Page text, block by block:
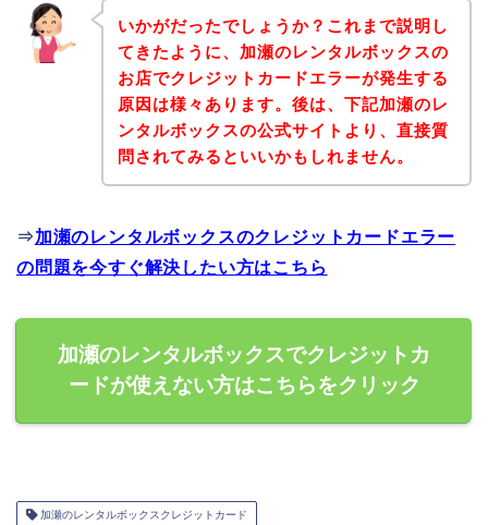
いかがだったでしょうか？これまで説明し
てきたように、加瀬のレンタルボックスの
お店でクレジットカードエラーが発生する
原因は様々あります。後は、下記加瀬のレ
ンタルボックスの公式サイトより、直接質
問されてみるといいかもしれません。
⇒加瀬のレンタルボックスのクレジットカードエラー
の問題を今すぐ解決したい方はこちら
加瀬のレンタルボックスでクレジットカ
ードが使えない方はこちらをクリック
加瀬のレンタルボックスクレジットカード